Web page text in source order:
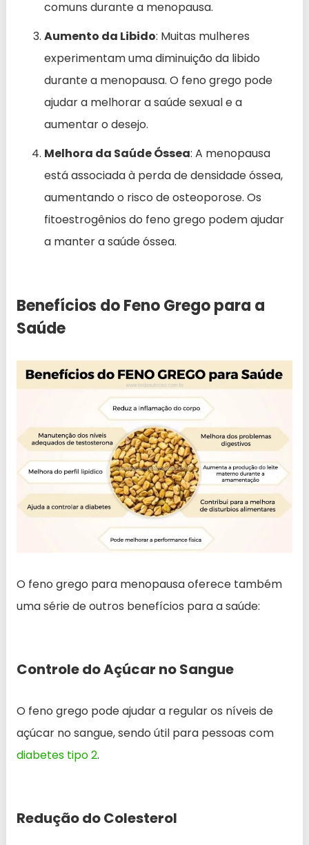
comuns durante a menopausa.
Aumento da Libido: Muitas mulheres
experimentam uma diminuição da libido
durante a menopausa. O feno grego pode
ajudar a melhorar a saúde sexual e a
aumentar o desejo.
Melhora da Saúde Óssea: A menopausa
está associada à perda de densidade óssea,
aumentando o risco de osteoporose. Os
fitoestrogênios do feno grego podem ajudar
a manter a saúde óssea.
Benefícios do Feno Grego para a
Saúde
O feno grego para menopausa oferece também
uma série de outros benefícios para a saúde:
Controle do Açúcar no Sangue
O feno grego pode ajudar a regular os níveis de
açúcar no sangue, sendo útil para pessoas com
diabetes tipo 2.
Redução do Colesterol